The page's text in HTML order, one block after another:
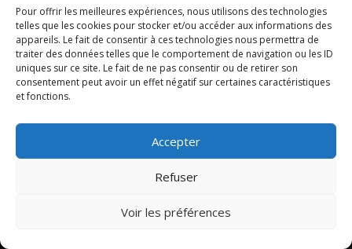
Pour offrir les meilleures expériences, nous utilisons des technologies
telles que les cookies pour stocker et/ou accéder aux informations des
appareils. Le fait de consentir à ces technologies nous permettra de
traiter des données telles que le comportement de navigation ou les ID
uniques sur ce site. Le fait de ne pas consentir ou de retirer son
consentement peut avoir un effet négatif sur certaines caractéristiques
et fonctions.
Accepter
Refuser
Voir les préférences
avantageux à Ucel où l'habitat pavillonnaire facilite ce
type d'organisation collective.
Pour les artisans et commerçants ucélois
Véhicule utilitaire pour BTP, plomberie, électricité,
espaces verts ? Nous adaptons nos prestations à
votre activité : nettoyage de fin de journée pour
repartir propre le lendemain, traitement des taches
résistantes (peinture, ciment, terre), forfaits réguliers
facture professionnelle (TVA déductible)